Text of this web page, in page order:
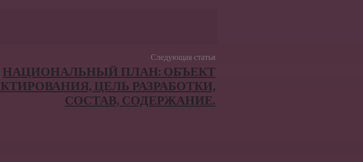
Следующая статья
НАЦИОНАЛЬНЫЙ ПЛАН: ОБЪЕКТ
ЦЕЛЬ РАЗРАБОТКИ,
СОСТАВ, СОДЕРЖАНИЕ.